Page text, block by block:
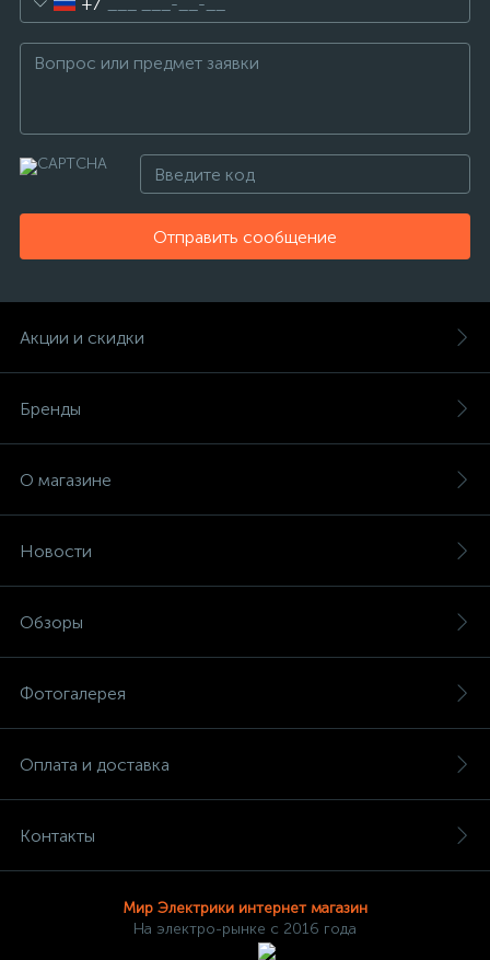
Отправить сообщение
Акции и скидки
Бренды
О магазине
Новости
Обзоры
Фотогалерея
Оплата и доставка
Контакты
Мир Электрики интернет магазин
На электро-рынке с 2016 года